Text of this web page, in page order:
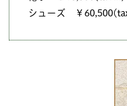
シューズ ￥